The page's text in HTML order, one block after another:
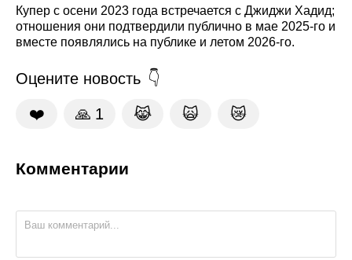
Купер с осени 2023 года встречается с Джиджи Хадид;
отношения они подтвердили публично в мае 2025-го и
вместе появлялись на публике и летом 2026-го.
Оцените новость
❤️ 🙏 1 😹 🙀 😿
Комментарии